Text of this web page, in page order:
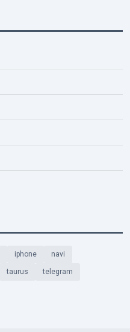
iphone navi
taurus telegram